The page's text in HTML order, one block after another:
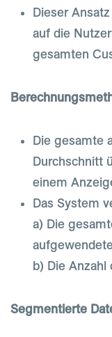
Dieser
auf die
gesamten
Die gesamte
Durchschnitt
einem
Das System
a) Die
b) Die
Segmentierte